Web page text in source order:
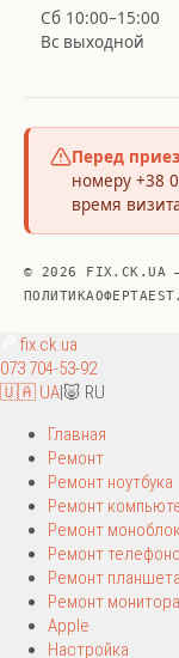
Сб 10:00–15:00
Вс выходной
Перед
номеру +38
время
© 2026 FIX.CK.UA
ПОЛИТИКАОФЕРТА
fix.ck.ua
073 704-53-92
🇺🇦 UA|🐷 RU
Главная
Ремонт
Ремонт ноутбука
Ремонт
Ремонт
Ремонт
Ремонт планшета
Ремонт монитора
Apple
Настройка